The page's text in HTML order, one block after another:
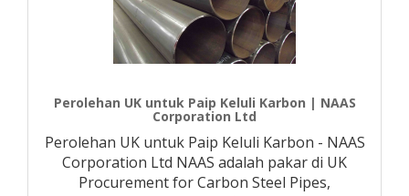
Perolehan UK untuk Paip Keluli Karbon | NAAS
Corporation Ltd
Perolehan UK untuk Paip Keluli Karbon - NAAS
Corporation Ltd NAAS adalah pakar di UK
Procurement for Carbon Steel Pipes,